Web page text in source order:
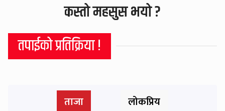
कस्तो महसुस भयो ?
तपाईको प्रतिक्रिया !
ताजा लोकप्रिय